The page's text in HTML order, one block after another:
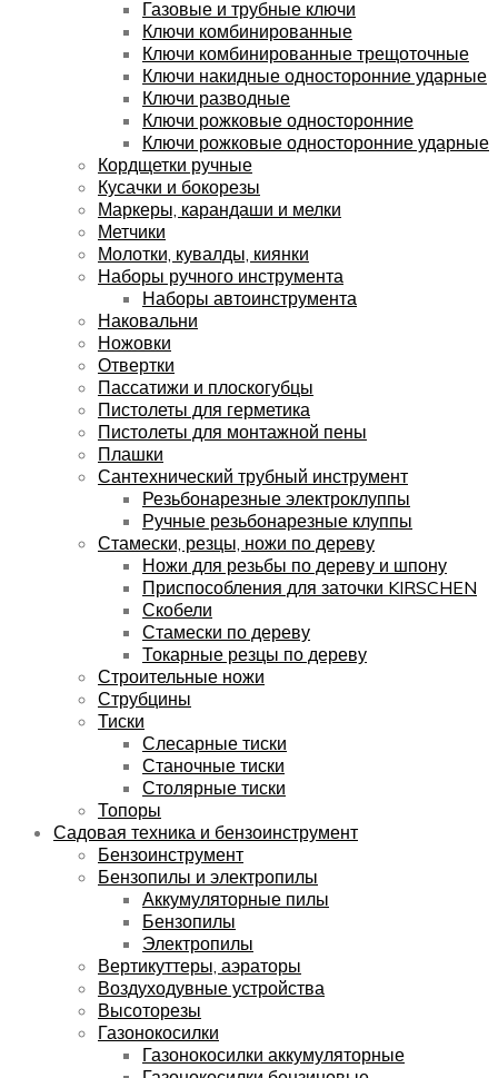
Газовые и трубные ключи
Ключи комбинированные
Ключи комбинированные трещоточные
Ключи накидные односторонние ударные
Ключи разводные
Ключи рожковые односторонние
Ключи рожковые односторонние ударные
Кордщетки ручные
Кусачки и бокорезы
Маркеры, карандаши и мелки
Метчики
Молотки, кувалды, киянки
Наборы ручного инструмента
Наборы автоинструмента
Наковальни
Ножовки
Отвертки
Пассатижи и плоскогубцы
Пистолеты для герметика
Пистолеты для монтажной пены
Плашки
Сантехнический трубный инструмент
Резьбонарезные электроклуппы
Ручные резьбонарезные клуппы
Стамески, резцы, ножи по дереву
Ножи для резьбы по дереву и шпону
Приспособления для заточки KIRSCHEN
Скобели
Стамески по дереву
Токарные резцы по дереву
Строительные ножи
Струбцины
Тиски
Слесарные тиски
Станочные тиски
Столярные тиски
Топоры
Садовая техника и бензоинструмент
Бензоинструмент
Бензопилы и электропилы
Аккумуляторные пилы
Бензопилы
Электропилы
Вертикуттеры, аэраторы
Воздуходувные устройства
Высоторезы
Газонокосилки
Газонокосилки аккумуляторные